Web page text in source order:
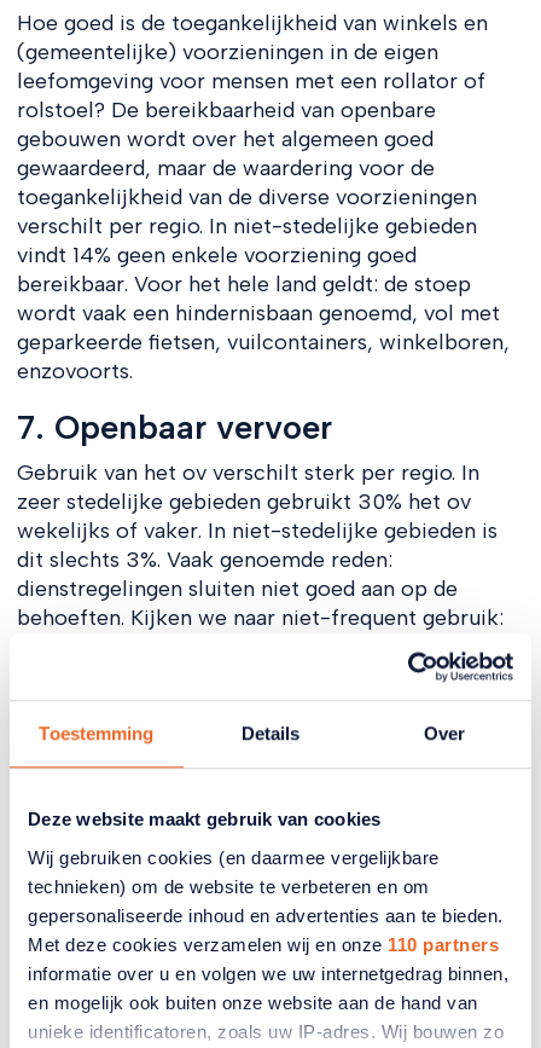
Toestemming Details Over
Deze website maakt gebruik van cookies
Wij gebruiken cookies (en daarmee vergelijkbare
technieken) om de website te verbeteren en om
gepersonaliseerde inhoud en advertenties aan te bieden.
Met deze cookies verzamelen wij en onze 110 partners
informatie over u en volgen we uw internetgedrag binnen,
en mogelijk ook buiten onze website aan de hand van
unieke identificatoren, zoals uw IP-adres. Wij bouwen zo
Hoe goed is de toegankelijkheid van winkels en
(gemeentelijke) voorzieningen in de eigen
leefomgeving voor mensen met een rollator of
rolstoel? De bereikbaarheid van openbare
gebouwen wordt over het algemeen goed
gewaardeerd, maar de waardering voor de
toegankelijkheid van de diverse voorzieningen
verschilt per regio. In niet-stedelijke gebieden
vindt 14% geen enkele voorziening goed
bereikbaar. Voor het hele land geldt: de stoep
wordt vaak een hindernisbaan genoemd, vol met
geparkeerde fietsen, vuilcontainers, winkelboren,
enzovoorts.
7. Openbaar vervoer
Gebruik van het ov verschilt sterk per regio. In
zeer stedelijke gebieden gebruikt 30% het ov
wekelijks of vaker. In niet-stedelijke gebieden is
dit slechts 3%. Vaak genoemde reden:
dienstregelingen sluiten niet goed aan op de
behoeften. Kijken we naar niet-frequent gebruik:
in de sterk verstedelijkte gebieden maakt zo’n
80% van de ouderen weleens gebruik van het ov of
de regiotaxi, terwijl dat in niet-stedelijke gebieden
slechts 14% is. Dit verschil wijst echt op serieuze
bereikbaarheidsproblemen in de buitengebieden
8. Financiële draagkracht
De meerderheid van de mensen die aan dit
onderzoek meededen, kan goed rondkomen. Maar
in bepaalde groepen, zoals de groep ‘financieel
kwetsbare senioren’, heeft bijna één op de drie
juist moeite met het aan elkaar knopen van de
eindjes. Voor deze 33% beïnvloedt dit ingrijpend